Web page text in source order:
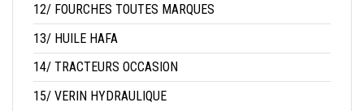
12/ FOURCHES TOUTES MARQUES
13/ HUILE HAFA
14/ TRACTEURS OCCASION
15/ VERIN HYDRAULIQUE